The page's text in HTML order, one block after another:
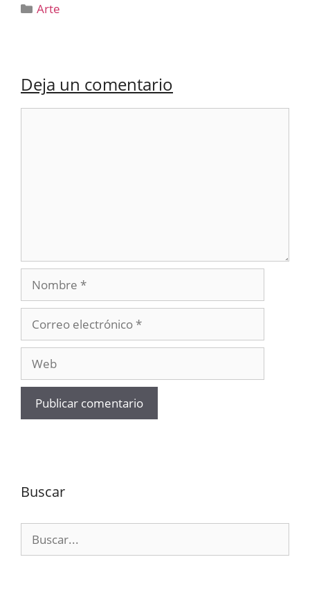
Categorías
Arte
Deja un comentario
Nombre
electrónico
Buscar